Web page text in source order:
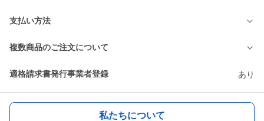
支払い方法
複数商品のご注文について
適格請求書発行事業者登録 あり
私たちについて